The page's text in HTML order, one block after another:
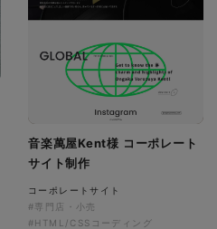
音楽萬屋Kent様 コーポレート
サイト制作
コーポレートサイト
#専門店・小売
#HTML/CSSコーディング